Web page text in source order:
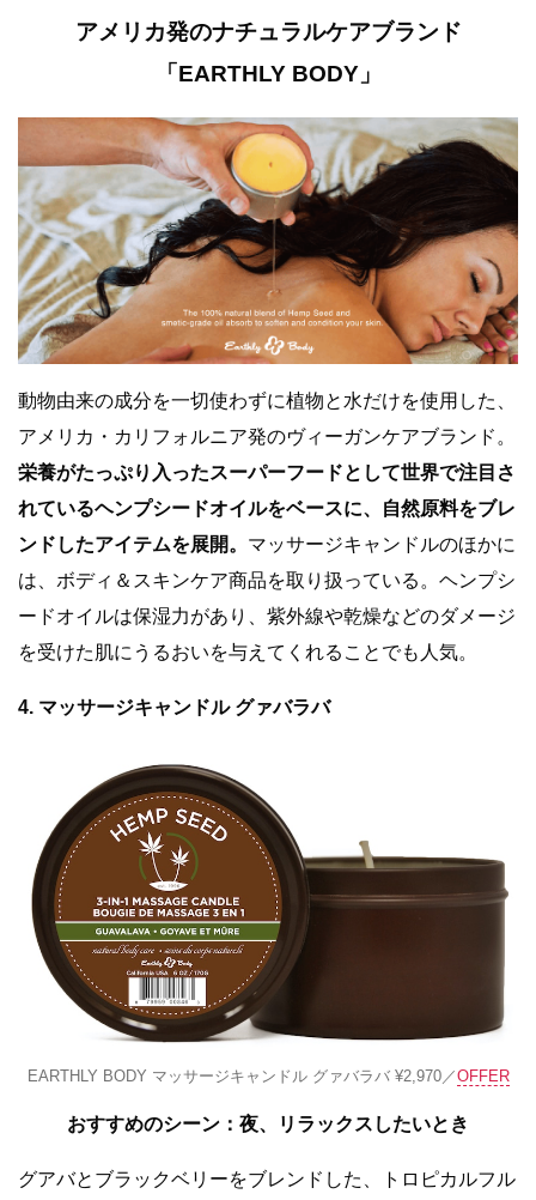
アメリカ発のナチュラルケアブランド
「EARTHLY BODY」
動物由来の成分を一切使わずに植物と水だけを使用した、
アメリカ・カリフォルニア発のヴィーガンケアブランド。
栄養がたっぷり入ったスーパーフードとして世界で注目さ
れているヘンプシードオイルをベースに、自然原料をブレ
ンドしたアイテムを展開。 マッサージキャンドルのほかに
は、ボディ＆スキンケア商品を取り扱っている。ヘンプシ
ードオイルは保湿力があり、紫外線や乾燥などのダメージ
を受けた肌にうるおいを与えてくれることでも人気。
4. マッサージキャンドル グァバラバ
EARTHLY BODY マッサージキャンドル グァバラバ ¥2,970／OFFER
おすすめのシーン：夜、リラックスしたいとき
グアバとブラックベリーをブレンドした、トロピカルフル